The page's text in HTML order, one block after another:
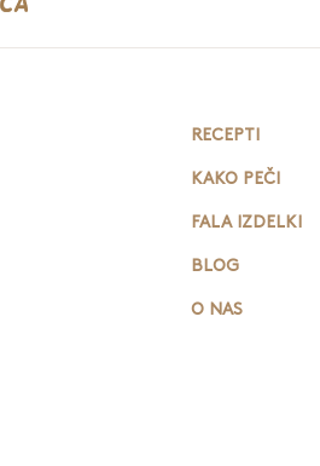
RECEPTI
KAKO PEČI
FALA IZDELKI
BLOG
O NAS